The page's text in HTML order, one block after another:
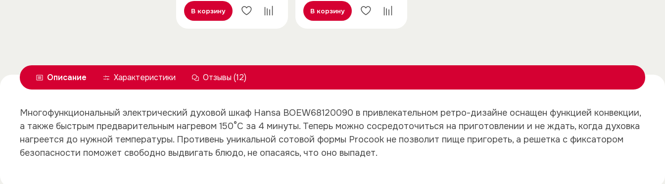
В корзину В корзину
Описание Характеристики Отзывы (12)
Многофункциональный электрический духовой шкаф Hansa BOEW68120090 в привлекательном ретро-дизайне оснащен функцией конвекции,
а также быстрым предварительным нагревом 150°C за 4 минуты. Теперь можно сосредоточиться на приготовлении и не ждать, когда духовка
нагреется до нужной температуры. Противень уникальной сотовой формы Procook не позволит пище пригореть, а решетка с фиксатором
безопасности поможет свободно выдвигать блюдо, не опасаясь, что оно выпадет.